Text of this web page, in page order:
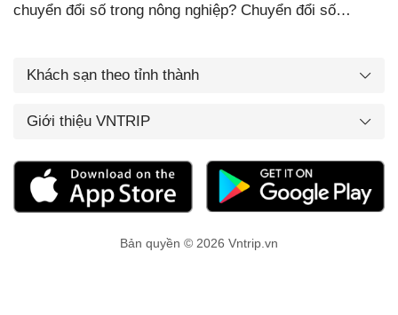
chuyển đổi số trong nông nghiệp? Chuyển đổi số…
Khách sạn theo tỉnh thành
Giới thiệu VNTRIP
Bản quyền © 2026 Vntrip.vn